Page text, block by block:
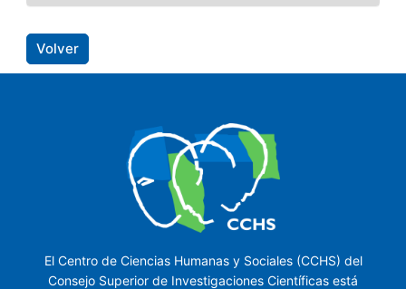
Volver
El Centro de Ciencias Humanas y Sociales (CCHS) del
Consejo Superior de Investigaciones Científicas está